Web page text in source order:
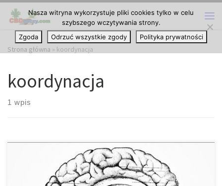
Przejdź do treści
Strona główna » koordynacja
koordynacja
1 wpis
Mimo, że receptory kannabinoidowe można znaleźć zarówno w
Nasza witryna wykorzystuje pliki cookies tylko w celu
szybszego wczytywania strony.
Zgoda
Odrzuć wszystkie zgody Polityka prywatności